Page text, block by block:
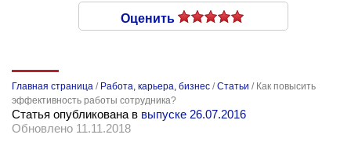
Оценить
Главная страница / Работа, карьера, бизнес /Статьи / Как повысить
эффективность работы сотрудника?
Статья опубликована в выпуске 26.07.2016
Обновлено 11.11.2018